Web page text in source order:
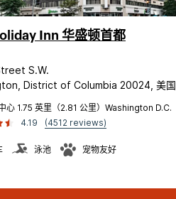
Inn 华盛顿首都
S.W.
District of Columbia 20024, 美国
心 1.75 英里（2.81 公里）Washington D.C.
4.19
(4512 reviews)
泳池 宠物友好